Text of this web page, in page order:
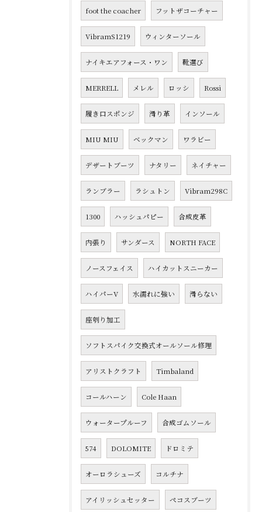
foot the coacher フットザコーチャー
VibramS1219 ウィンターソール
ナイキエアフォース・ワン 靴選び
MERRELL メレル ロッシ Rossi
履き口スポンジ 滑り革 インソール
MIU MIU ベックマン ワラビー
デザートブーツ ナタリー ネイチャー
ランブラー ラシュトン Vibram298C
1300 ハッシュパピー 合成皮革
内張り サンダース NORTH FACE
ノースフェイス ハイカットスニーカー
ハイパーV 水濡れに強い 滑らない
座刳り加工
ソフトスパイク交換式オールソール修理
アリストクラフト Timbaland
コールハーン Cole Haan
ウォータープルーフ 合成ゴムソール
574 DOLOMITE ドロミテ
オーロラシューズ コルチナ
アイリッシュセッター ペコスブーツ